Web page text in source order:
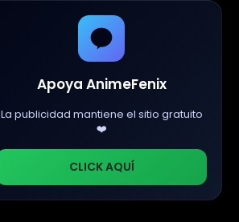
Apoya AnimeFenix
La publicidad mantiene el sitio gratuito
❤️
CLICK AQUÍ